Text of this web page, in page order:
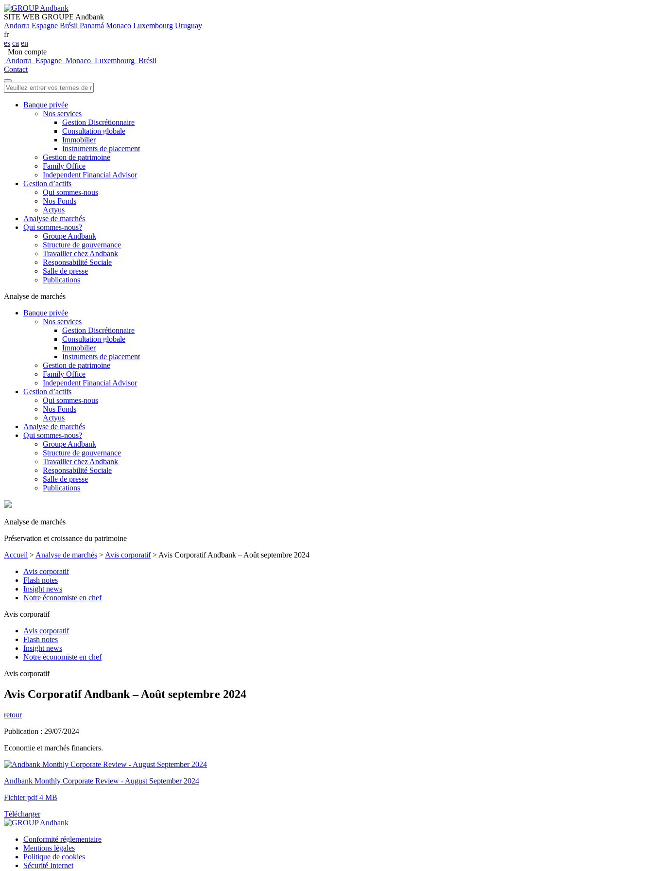
SITE WEB GROUPE Andbank
Andorra Espagne Brésil Panamá Monaco Luxembourg Uruguay
fr
es ca en
Mon compte
Andorra Espagne Monaco Luxembourg Brésil
Contact
Banque privée
Nos services
Gestion Discrétionnaire
Consultation globale
Immobilier
Instruments de placement
Gestion de patrimoine
Family Office
Independent Financial Advisor
Gestion d’actifs
Qui sommes-nous
Nos Fonds
Actyus
Analyse de marchés
Qui sommes-nous?
Groupe Andbank
Structure de gouvernance
Travailler chez Andbank
Responsabilité Sociale
Salle de presse
Publications
Analyse de marchés
Banque privée
Nos services
Gestion Discrétionnaire
Consultation globale
Immobilier
Instruments de placement
Gestion de patrimoine
Family Office
Independent Financial Advisor
Gestion d’actifs
Qui sommes-nous
Nos Fonds
Actyus
Analyse de marchés
Qui sommes-nous?
Groupe Andbank
Structure de gouvernance
Travailler chez Andbank
Responsabilité Sociale
Salle de presse
Publications
Analyse de marchés
Préservation et croissance du patrimoine
Accueil > Analyse de marchés > Avis corporatif> Avis Corporatif Andbank – Août septembre 2024
Avis corporatif
Flash notes
Insight news
Notre économiste en chef
Avis corporatif
Avis corporatif
Flash notes
Insight news
Notre économiste en chef
Avis corporatif
Avis Corporatif Andbank – Août septembre 2024
retour
Publication : 29/07/2024
Economie et marchés financiers.
Andbank Monthly Corporate Review - August September 2024
Fichier pdf 4 MB
Télécharger
Conformité réglementaire
Mentions légales
Politique de cookies
Sécurité Internet